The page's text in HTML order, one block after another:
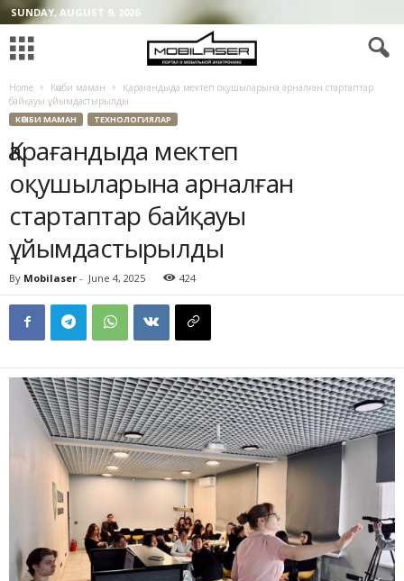
SUNDAY, AUGUST 9, 2026
Home Кәсіби маман
Қарағандыда мектеп оқушыларына арналған стартаптар
байқауы ұйымдастырылды
КӘСІБИ МАМАН ТЕХНОЛОГИЯЛАР
Қарағандыда мектеп
оқушыларына арналған
стартаптар байқауы
ұйымдастырылды
By Mobilaser - June 4, 2025 424